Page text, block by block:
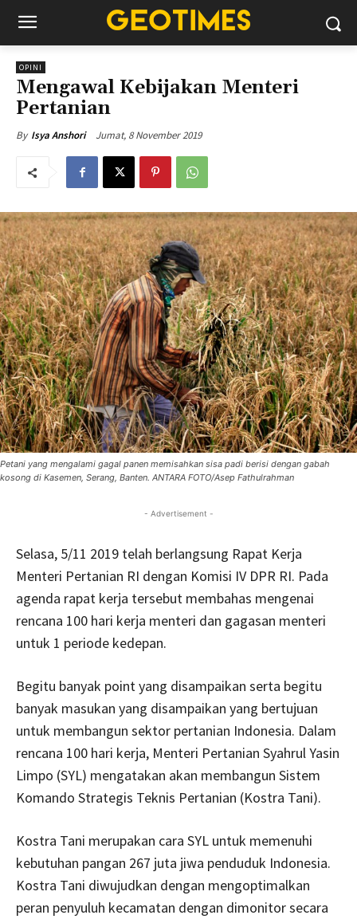
OPINI
Mengawal Kebijakan Menteri
Pertanian
By Isya Anshori Jumat, 8 November 2019
Petani yang mengalami gagal panen memisahkan sisa padi berisi dengan gabah
kosong di Kasemen, Serang, Banten. ANTARA FOTO/Asep Fathulrahman
- Advertisement -
Selasa, 5/11 2019 telah berlangsung Rapat Kerja
Menteri Pertanian RI dengan Komisi IV DPR RI. Pada
agenda rapat kerja tersebut membahas mengenai
rencana 100 hari kerja menteri dan gagasan menteri
untuk 1 periode kedepan.
Begitu banyak point yang disampaikan serta begitu
banyak masukan yang disampaikan yang bertujuan
untuk membangun sektor pertanian Indonesia. Dalam
rencana 100 hari kerja, Menteri Pertanian Syahrul Yasin
Limpo (SYL) mengatakan akan membangun Sistem
Komando Strategis Teknis Pertanian (Kostra Tani).
Kostra Tani merupakan cara SYL untuk memenuhi
kebutuhan pangan 267 juta jiwa penduduk Indonesia.
Kostra Tani diwujudkan dengan mengoptimalkan
peran penyuluh kecamatan dengan dimonitor secara